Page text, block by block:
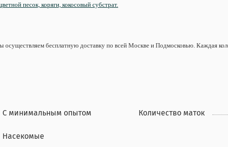
песок, коряги, кокосовый субстрат.
бесплатную доставку по всей Москве и Подмосковью. Каждая
С минимальным опытом Количество маток
Насекомые